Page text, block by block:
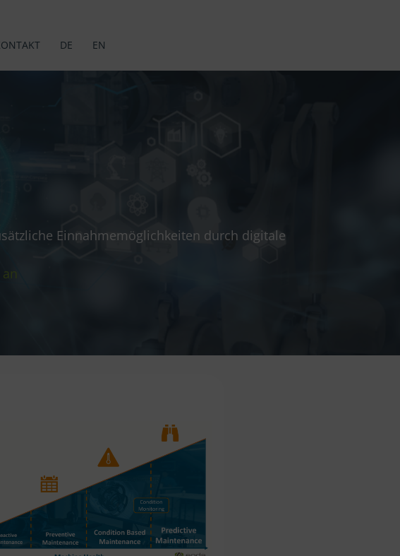
DE EN
Einnahmemöglichkeiten durch digitale